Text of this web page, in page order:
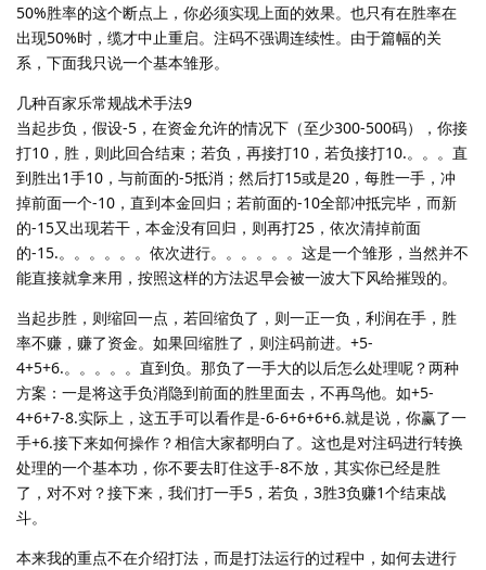
50%胜率的这个断点上，你必须实现上面的效果。也只有在胜率在
出现50%时，缆才中止重启。注码不强调连续性。由于篇幅的关
系，下面我只说一个基本雏形。
几种百家乐常规战术手法9
当起步负，假设-5，在资金允许的情况下（至少300-500码），你接
打10，胜，则此回合结束；若负，再接打10，若负接打10.。。。直
到胜出1手10，与前面的-5抵消；然后打15或是20，每胜一手，冲
掉前面一个-10，直到本金回归；若前面的-10全部冲抵完毕，而新
的-15又出现若干，本金没有回归，则再打25，依次清掉前面
的-15.。。。。。。依次进行。。。。。。这是一个雏形，当然并不
能直接就拿来用，按照这样的方法迟早会被一波大下风给摧毁的。
当起步胜，则缩回一点，若回缩负了，则一正一负，利润在手，胜
率不赚，赚了资金。如果回缩胜了，则注码前进。+5-
4+5+6.。。。。。直到负。那负了一手大的以后怎么处理呢？两种
方案：一是将这手负消隐到前面的胜里面去，不再鸟他。如+5-
4+6+7-8.实际上，这五手可以看作是-6-6+6+6+6.就是说，你赢了一
手+6.接下来如何操作？相信大家都明白了。这也是对注码进行转换
处理的一个基本功，你不要去盯住这手-8不放，其实你已经是胜
了，对不对？接下来，我们打一手5，若负，3胜3负赚1个结束战
斗。
本来我的重点不在介绍打法，而是打法运行的过程中，如何去进行